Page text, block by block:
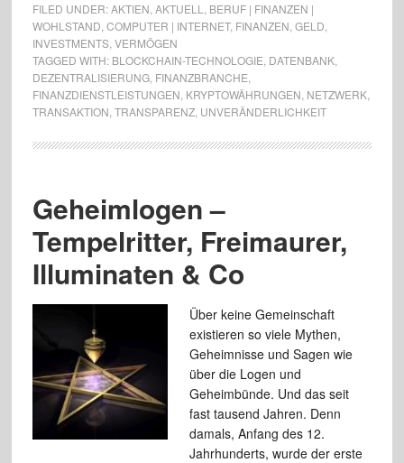
FILED UNDER:AKTIEN AKTUELL
BERUF | FINANZEN |
WOHLSTAND COMPUTER | INTERNET, FINANZEN GELD
INVESTMENTS, VERMÖGEN
TAGGED WITH: BLOCKCHAIN-TECHNOLOGIE DATENBANK,
DEZENTRALISIERUNG, FINANZBRANCHE
FINANZDIENSTLEISTUNGEN KRYPTOWÄHRUNGEN NETZWERK,
TRANSAKTION TRANSPARENZ, UNVERÄNDERLICHKEIT
Geheimlogen –
Tempelritter, Freimaurer,
Illuminaten & Co
Über keine Gemeinschaft
existieren so viele Mythen,
Geheimnisse und Sagen wie
über die Logen und
Geheimbünde. Und das seit
fast tausend Jahren. Denn
damals, Anfang des 12.
Jahrhunderts, wurde der erste